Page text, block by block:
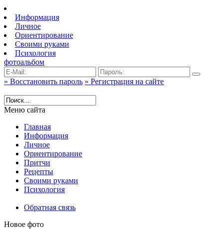
Информация
Личное
Ориентирование
Своими руками
Психология
фотоальбом
» Восстановить пароль » Регистрация на сайте
Меню сайта
Главная
Информация
Личное
Ориентирование
Притчи
Рецепты
Своими руками
Психология
Обратная связь
Новое фото